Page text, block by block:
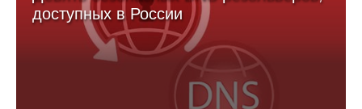
доступных в России